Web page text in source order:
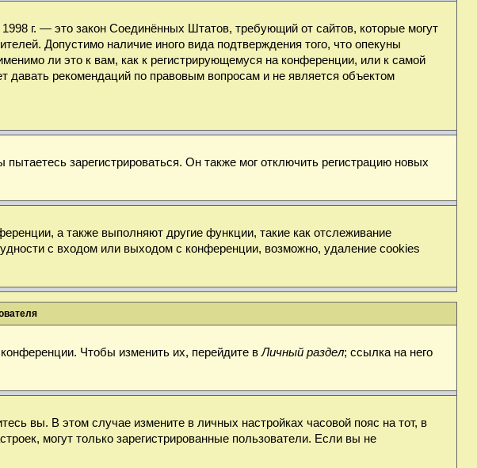
г. — это закон Соединённых Штатов, требующий от сайтов, которые могут
Допустимо наличие иного вида подтверждения того, что опекуны
ли это к вам, как к регистрирующемуся на конференции, или к самой
рекомендаций по правовым вопросам и не является объектом
зарегистрироваться. Он также мог отключить регистрацию новых
а также выполняют другие функции, такие как отслеживание
с входом или выходом с конференции, возможно, удаление cookies
Чтобы изменить их, перейдите вЛичный раздел; ссылка на него
вы. В этом случае измените в личных настройках часовой пояс на тот, в
могут только зарегистрированные пользователи. Если вы не